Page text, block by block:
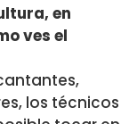
en
ves el
los técnicos